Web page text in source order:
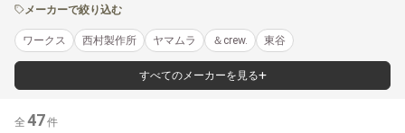
メーカーで絞り込む
ワークス 西村製作所 ヤマムラ ＆crew. 東谷
すべてのメーカーを見る
全 47件